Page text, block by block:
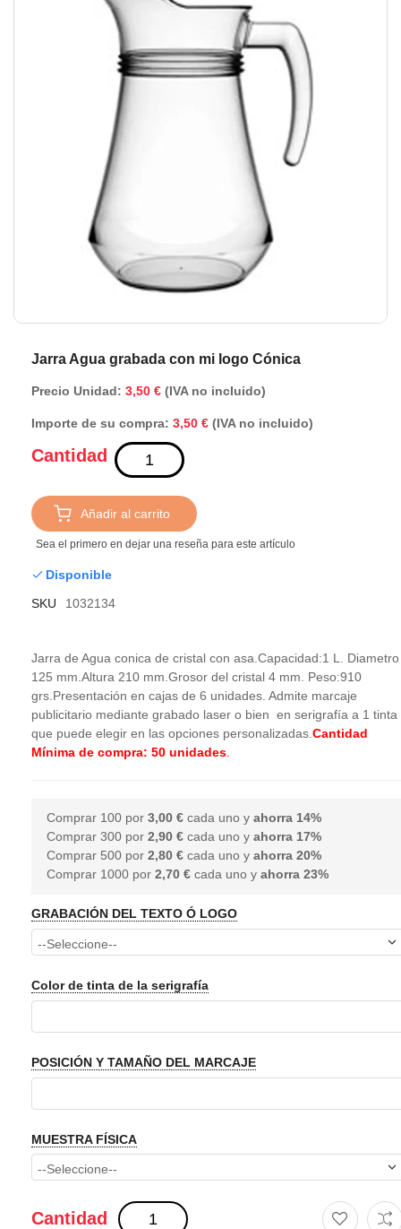
Jarra Agua grabada con mi logo Cónica
Precio Unidad: 3,50 € (IVA no incluido)
Importe de su compra: 3,50 € (IVA no incluido)
Cantidad
Añadir al carrito
Sea el primero en dejar una reseña para este artículo
Disponible
SKU
1032134
Jarra de Agua conica de cristal con asa.Capacidad:1 L. Diametro
125 mm.Altura 210 mm.Grosor del cristal 4 mm. Peso:910
grs.Presentación en cajas de 6 unidades. Admite marcaje
publicitario mediante grabado laser o bien en serigrafía a 1 tinta
que puede elegir en las opciones personalizadas. Cantidad
Mínima de compra: 50 unidades
Comprar 100 por3,00 € cada uno yahorra 14%
Comprar 300 por2,90 € cada uno yahorra 17%
Comprar 500 por2,80 € cada uno yahorra20%
Comprar 1000 por2,70 € cada uno yahorra23%
GRABACIÓN DEL TEXTO Ó LOGO
Color de tinta de la serigrafía
POSICIÓN Y TAMAÑO DEL MARCAJE
MUESTRA FÍSICA
Cantidad